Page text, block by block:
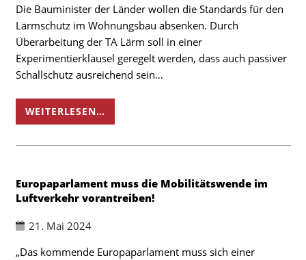
Die Bauminister der Länder wollen die Standards für den
Lärmschutz im Wohnungsbau absenken. Durch
Überarbeitung der TA Lärm soll in einer
Experimentierklausel geregelt werden, dass auch passiver
Schallschutz ausreichend sein…
WEITERLESEN…
Europaparlament muss die Mobilitätswende im
Luftverkehr vorantreiben!
21. Mai 2024
„Das kommende Europaparlament muss sich einer